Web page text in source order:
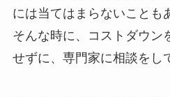
には当てはまらないことも
そんな時に、コストダウン
せずに、専門家に相談をし